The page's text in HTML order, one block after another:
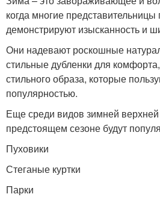
когда многие
демонстрируют изысканность и
Они надевают роскошные
стильные дубленки для
стильного образа, которые
популярностью.
Еще среди видов зимней
предстоящем сезоне будут
Пуховики
Стеганые куртки
Парки